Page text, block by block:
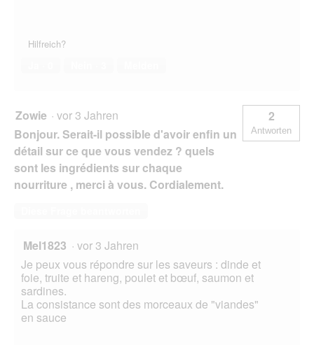
Hilfreich?
Zowie · vor 3 Jahren
Bonjour. Serait-il possible d'avoir enfin un
détail sur ce que vous vendez ? quels
sont les ingrédients sur chaque
nourriture , merci à vous. Cordialement.
2
Antworten
Mel1823 · vor 3 Jahren
Je peux vous répondre sur les saveurs : dinde et
foie, truite et hareng, poulet et bœuf, saumon et
sardines.
La consistance sont des morceaux de "viandes"
en sauce